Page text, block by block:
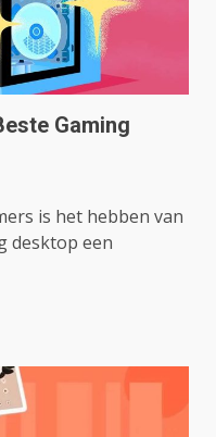
Gaming
is het hebben van
desktop een